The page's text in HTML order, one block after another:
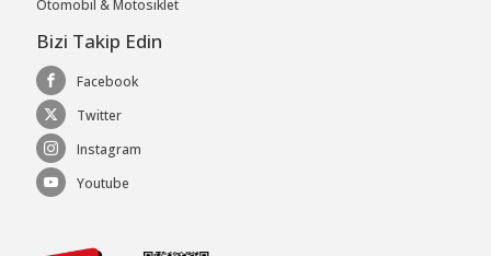
Otomobil & Motosiklet
Bizi Takip Edin
Facebook
Twitter
Instagram
Youtube